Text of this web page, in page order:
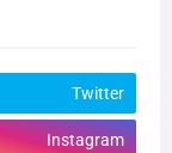
Twitter
Instagram